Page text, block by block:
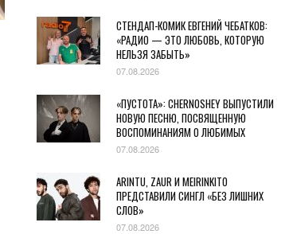
СТЕНДАП-КОМИК ЕВГЕНИЙ ЧЕБАТКОВ:
«РАДИО — ЭТО ЛЮБОВЬ, КОТОРУЮ
НЕЛЬЗЯ ЗАБЫТЬ»
07.08.2026
«ПУСТОТА»: CHERNOSHEY ВЫПУСТИЛИ
НОВУЮ ПЕСНЮ, ПОСВЯЩЕННУЮ
ВОСПОМИНАНИЯМ О ЛЮБИМЫХ
07.08.2026
ARINTU, ZAUR И MEIRINKITO
ПРЕДСТАВИЛИ СИНГЛ «БЕЗ ЛИШНИХ
СЛОВ»
07.08.2026